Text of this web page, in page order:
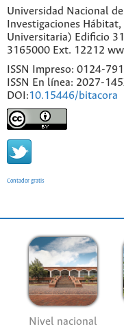
Universidad Nacional
Investigaciones
Universitaria) Edificio
3165000 Ext. 12212
ISSN Impreso: 0124-
ISSN En línea: 2027-
DOI:10.15446/bitacora
Contador gratis
Nivel nacional